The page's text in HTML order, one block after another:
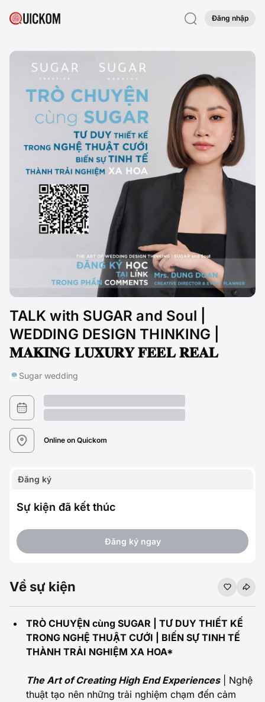
Đăng nhập
TALK with SUGAR and Soul |
WEDDING DESIGN THINKING |
𝐌𝐀𝐊𝐈𝐍𝐆 𝐋𝐔𝐗𝐔𝐑𝐘 𝐅𝐄𝐄𝐋 𝐑𝐄𝐀𝐋
Sugar wedding
Online on Quickom
Đăng ký
Sự kiện đã kết thúc
Đăng ký ngay
Về sự kiện
TRÒ CHUYỆN cùng SUGAR | TƯ DUY THIẾT KẾ
TRONG NGHỆ THUẬT CƯỚI | BIẾN SỰ TINH TẾ
THÀNH TRẢI NGHIỆM XA HOA*
The Art of Creating High End Experiences| Nghệ
thuật tạo nên những trải nghiệm chạm đến cảm